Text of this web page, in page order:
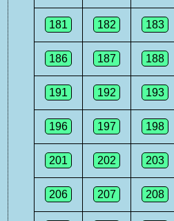
181 182 183
186 187 188
191 192 193
196 197 198
201 202 203
206 207 208